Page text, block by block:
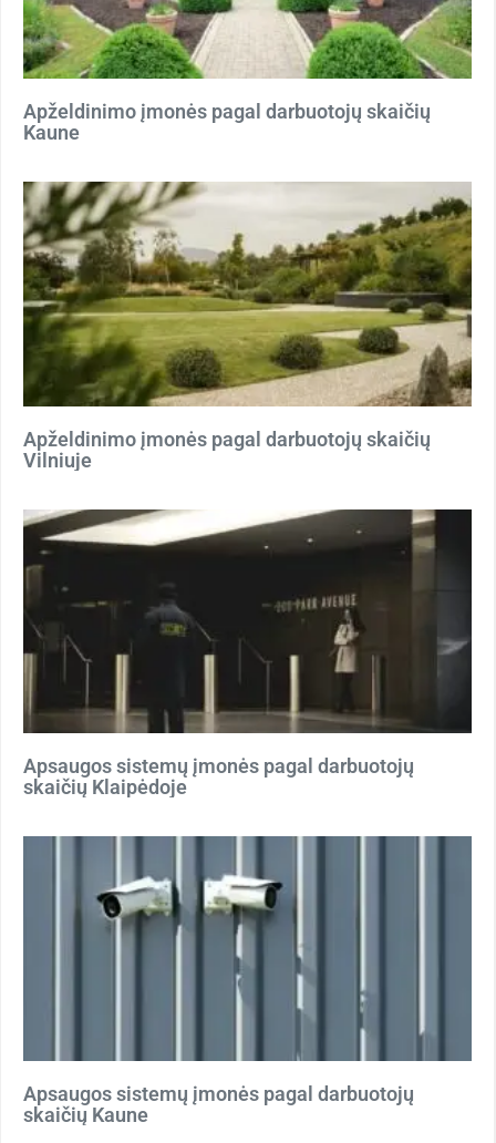
Apželdinimo įmonės pagal darbuotojų skaičių
Kaune
Apželdinimo įmonės pagal darbuotojų skaičių
Vilniuje
Apsaugos sistemų įmonės pagal darbuotojų
skaičių Klaipėdoje
Apsaugos sistemų įmonės pagal darbuotojų
skaičių Kaune